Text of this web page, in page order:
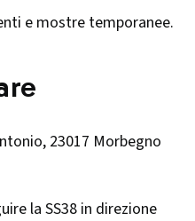
e mostre temporanee.
23017 Morbegno
la SS38 in direzione